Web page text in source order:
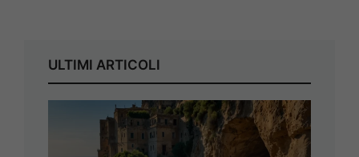
ULTIMI ARTICOLI